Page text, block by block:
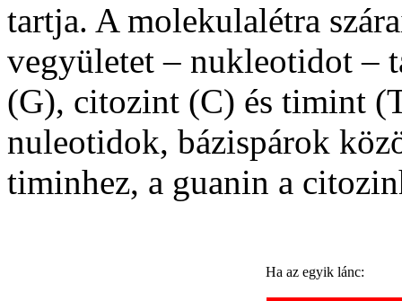
tartja. A molekulalétra
vegyületet – nukleotidot –
(G), citozint (C) és timint
nuleotidok, bázispárok
timinhez, a guanin a
Ha az egyik lánc: